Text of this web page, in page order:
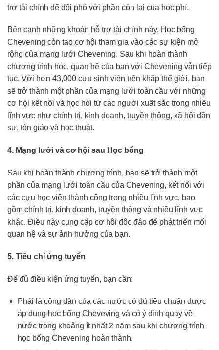
trợ tài chính để đối phó với phần còn lại của học phí.
Bên cạnh những khoản hỗ trợ tài chính này, Học bổng
Chevening còn tạo cơ hội tham gia vào các sự kiện mở
rộng của mạng lưới Chevening. Sau khi hoàn thành
chương trình học, quan hệ của bạn với Chevening vẫn tiếp
tục. Với hơn 43,000 cựu sinh viên trên khắp thế giới, bạn
sẽ trở thành một phần của mạng lưới toàn cầu với những
cơ hội kết nối và học hỏi từ các người xuất sắc trong nhiều
lĩnh vực như chính trị, kinh doanh, truyền thông, xã hội dân
sự, tôn giáo và học thuật.
4. Mạng lưới và cơ hội sau Học bổng
Sau khi hoàn thành chương trình, bạn sẽ trở thành một
phần của mạng lưới toàn cầu của Chevening, kết nối với
các cựu học viên thành công trong nhiều lĩnh vực, bao
gồm chính trị, kinh doanh, truyền thông và nhiều lĩnh vực
khác. Điều này cung cấp cơ hội độc đáo để phát triển mối
quan hệ và sự ảnh hưởng của bạn.
5. Tiêu chí ứng tuyển
Để đủ điều kiện ứng tuyển, bạn cần:
Phải là công dân của các nước có đủ tiêu chuẩn được
áp dụng học bổng Cheveving và có ý định quay về
nước trong khoảng ít nhất 2 năm sau khi chương trình
học bổng Chevening hoàn thành.